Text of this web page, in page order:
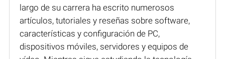
largo de su carrera ha escrito numerosos
artículos, tutoriales y reseñas sobre software,
características y configuración de PC,
dispositivos móviles, servidores y equipos de